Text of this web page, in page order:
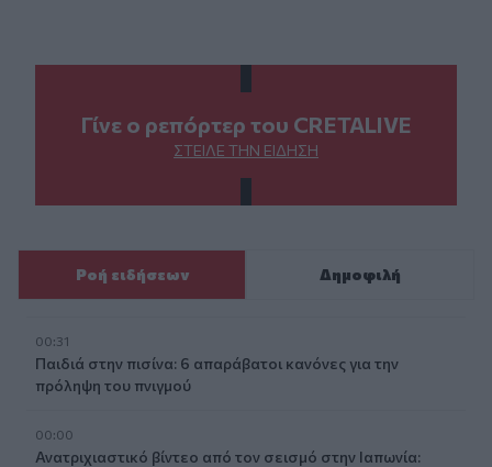
Γίνε ο ρεπόρτερ του CRETALIVE
ΣΤΕΊΛΕ ΤΗΝ ΕΊΔΗΣΗ
Ροή ειδήσεων Δημοφιλή
00:31
Παιδιά στην πισίνα: 6 απαράβατοι κανόνες για την
πρόληψη του πνιγμού
00:00
Ανατριχιαστικό βίντεο από τον σεισμό στην Ιαπωνία: